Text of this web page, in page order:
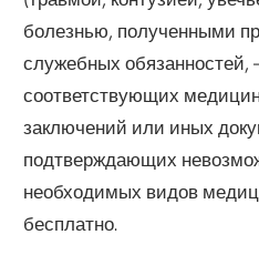
болезнью, полученными
служебных обязанностей,
соответствующих
заключений или иных
подтверждающих
необходимых видов
бесплатно.